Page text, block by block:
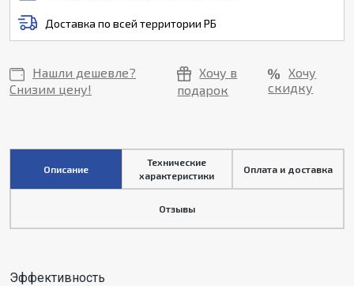
Доставка по всей территории РБ
Нашли дешевле?
Снизим цену!
Хочу в
подарок
Хочу
скидку
Описание
Технические
характеристики
Оплата и доставка
Отзывы
Эффективность